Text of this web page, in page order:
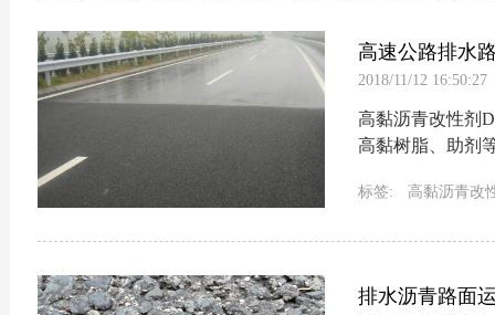
高速公路排水
2018/11/12 16:50:27
高黏沥青改性剂
高黏树脂、助剂
标签: 高黏沥青改
排水沥青路面